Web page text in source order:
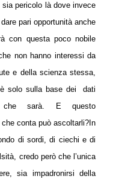
pericolo là dove invece
pari opportunità anche
con questa poco nobile
non hanno interessi da
e della scienza stessa,
solo sulla base dei
dati
che sarà. E questo
che conta può ascoltarli? In
di sordi, di ciechi e di
credo però che l’unica
sia impadronirsi della